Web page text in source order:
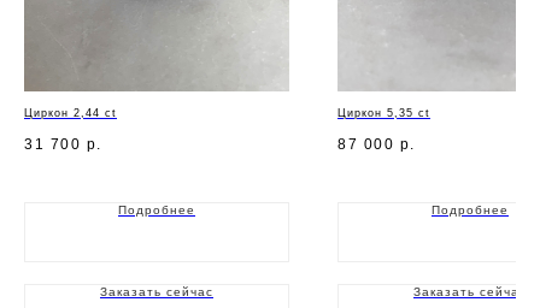
Циркон 2,44 ct
31 700 р.
Подробнее
Заказать сейчас
Циркон 5,35 ct
87 000 р.
Подробнее
Заказать сейчас